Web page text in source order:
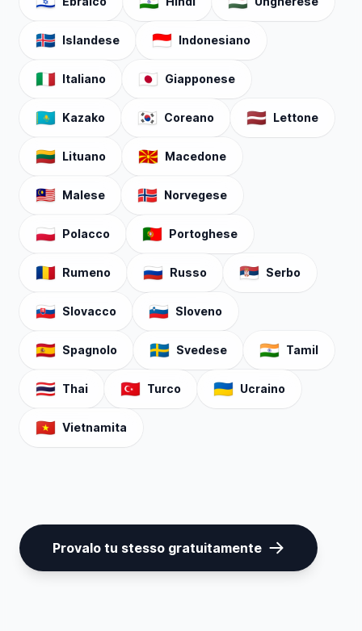
🇮🇸 Islandese 🇮🇩 Indonesiano
🇮🇹 Italiano 🇯🇵 Giapponese
🇰🇿 Kazako 🇰🇷 Coreano 🇱🇻 Lettone
🇱🇹 Lituano 🇲🇰 Macedone
🇲🇾 Malese 🇳🇴 Norvegese
🇵🇱 Polacco 🇵🇹 Portoghese
🇷🇴 Rumeno 🇷🇺 Russo 🇷🇸 Serbo
🇸🇰 Slovacco 🇸🇮 Sloveno
🇪🇸 Spagnolo 🇸🇪 Svedese 🇮🇳 Tamil
🇹🇭 Thai 🇹🇷 Turco 🇺🇦 Ucraino
🇻🇳 Vietnamita
Provalo tu stesso gratuitamente